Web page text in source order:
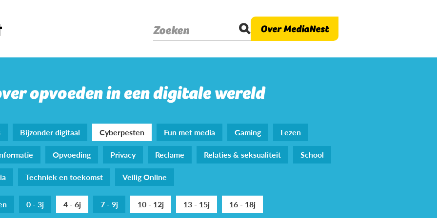
Zoeken Over MediaNest
opvoeden in een digitale wereld
Bijzonder digitaal Cyberpesten Fun met media Gaming
Lezen
Opvoeding Privacy Reclame Relaties & seksualiteit
School
Techniek en toekomst Veilig Online
0 - 3j 4 - 6j 7 - 9j 10 - 12j 13 - 15j 16 - 18j